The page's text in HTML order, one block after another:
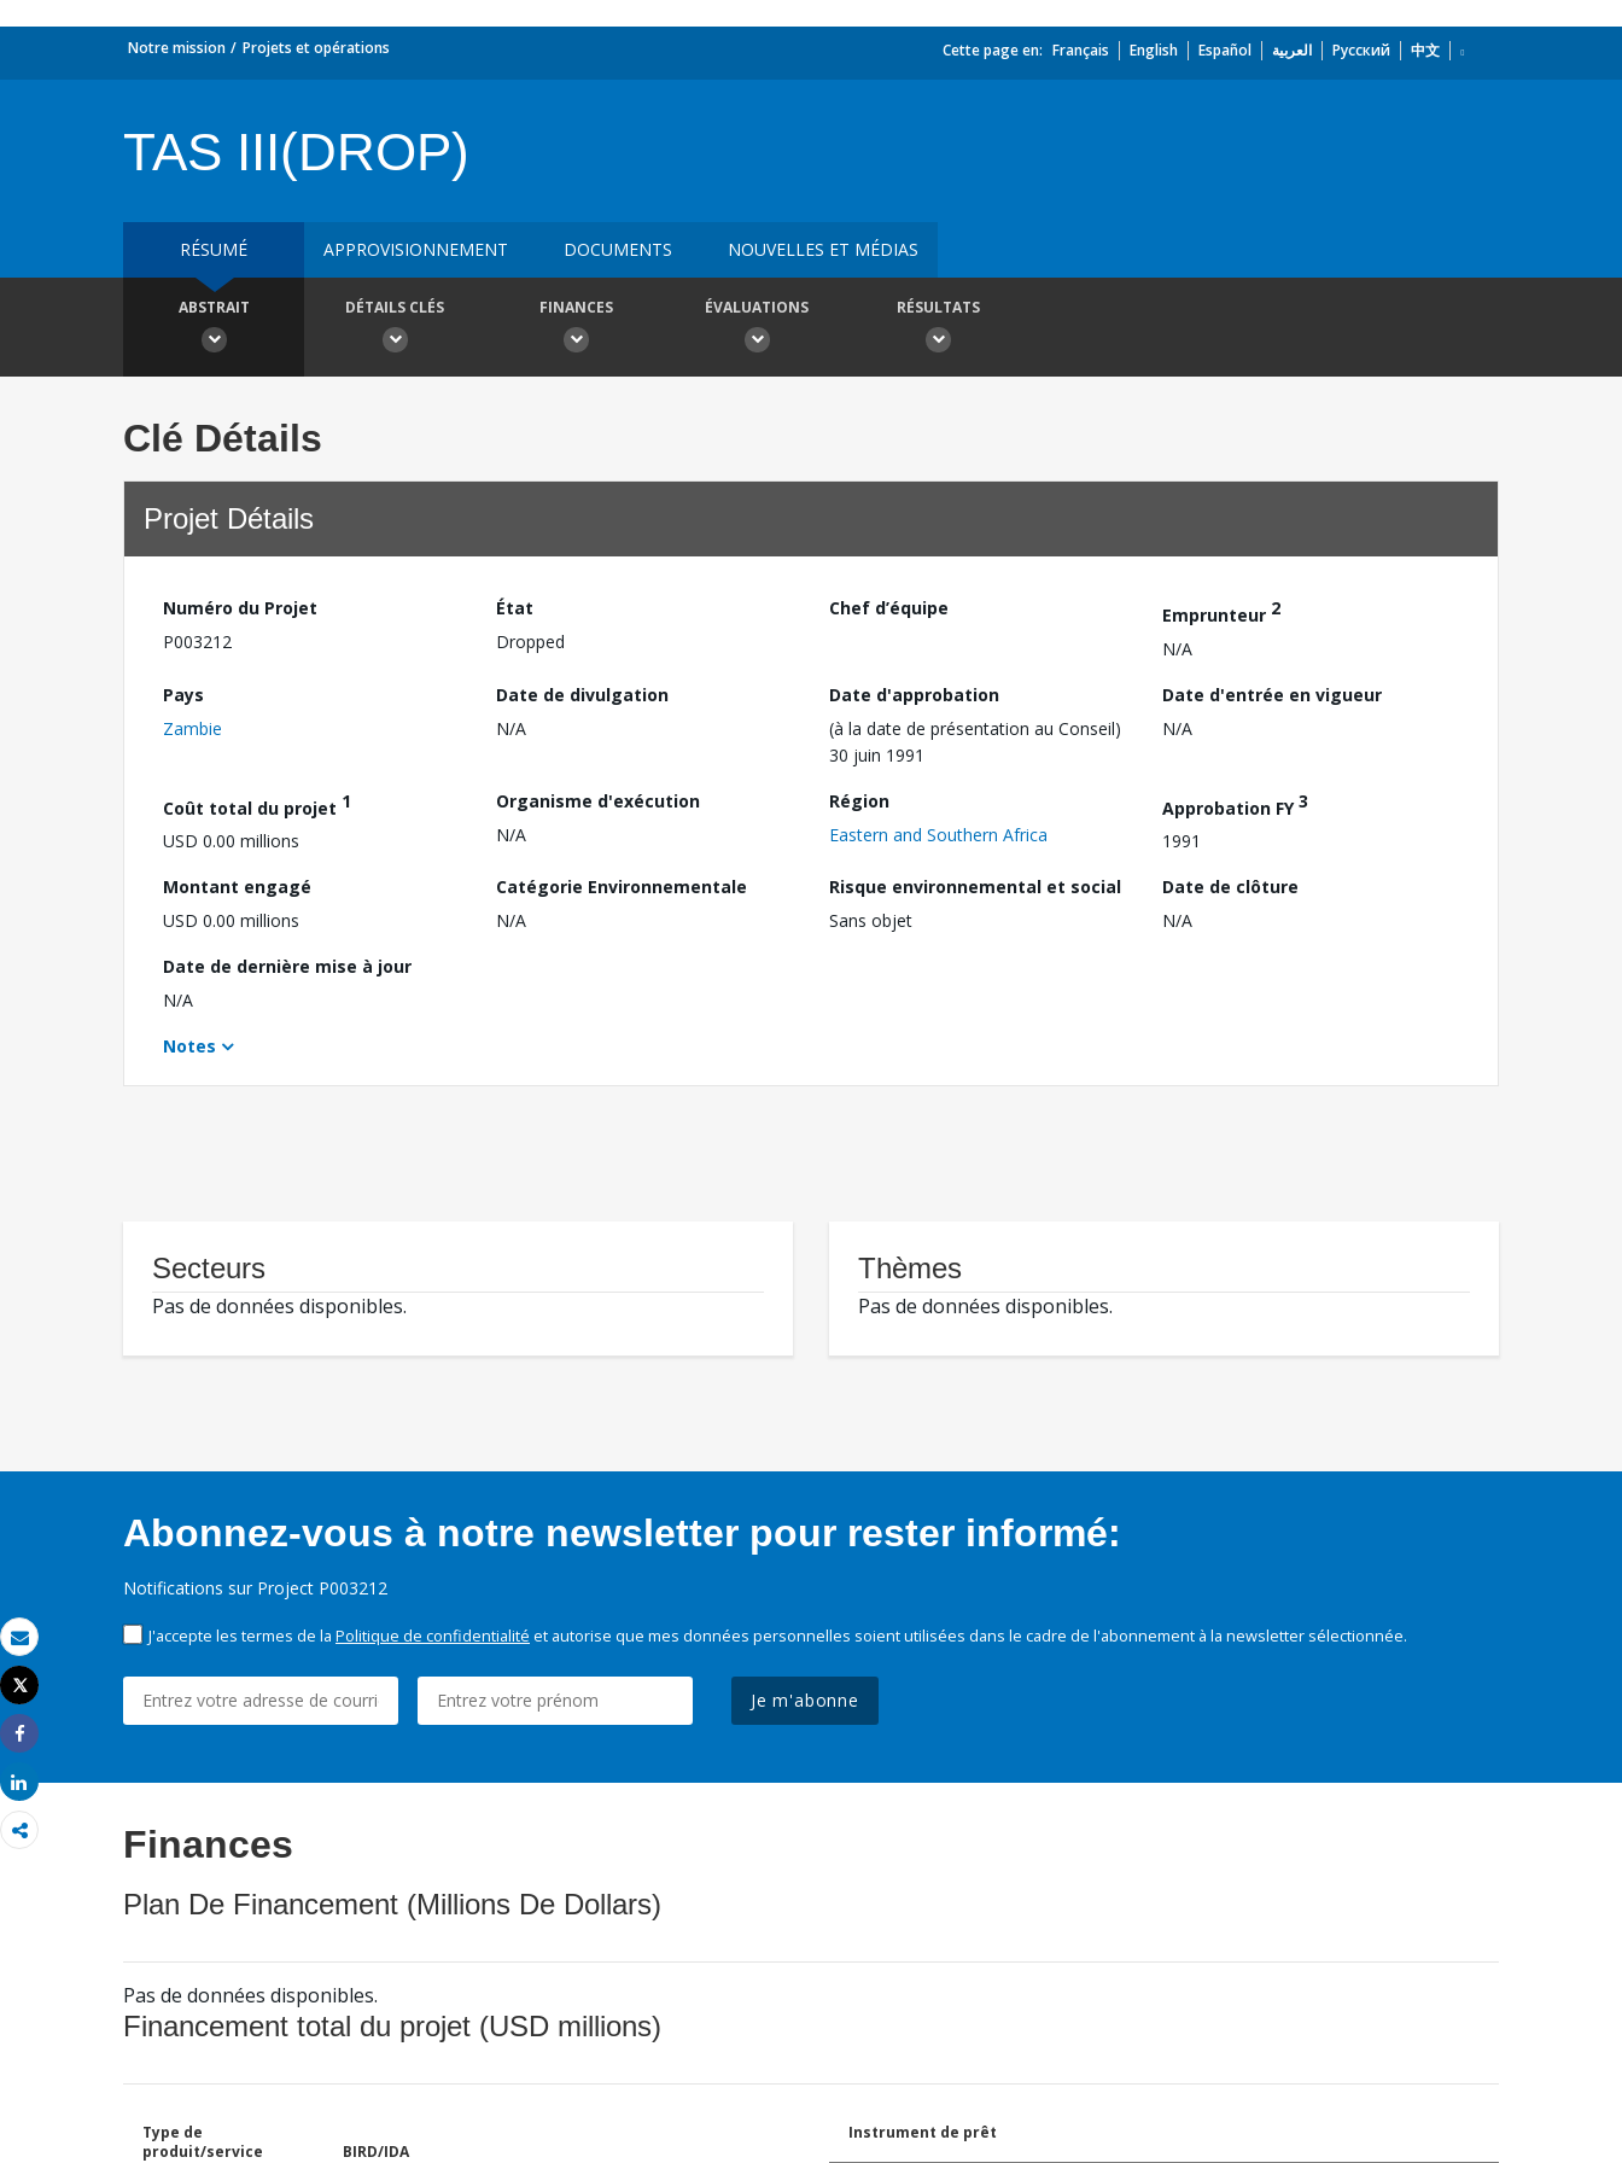
Email
Imprimer
Tweet
Share
Share
Notre mission Projets et opérations Cette page en: Français English Español العربية Русский 中文
TAS III(DROP)
RÉSUMÉ APPROVISIONNEMENT DOCUMENTS NOUVELLES ET MÉDIAS
ABSTRAIT DÉTAILS CLÉS FINANCES ÉVALUATIONS RÉSULTATS
Clé Détails
Projet Détails
Numéro du Projet
P003212
État
Dropped
Chef d’équipe Emprunteur 2
N/A
Pays
Zambie
Date de divulgation
N/A
Date d'approbation
(à la date de présentation au Conseil)
30 juin 1991
Date d'entrée en vigueur
N/A
Coût total du projet 1
USD 0.00 millions
Organisme d'exécution
N/A
Région
Eastern and Southern Africa
Approbation FY3
1991
Montant engagé
USD 0.00 millions
Catégorie Environnementale
N/A
Risque environnemental et social
Sans objet
Date de clôture
N/A
Date de dernière mise à jour
N/A
Notes
Secteurs
Pas de données disponibles.
Thèmes
Pas de données disponibles.
Abonnez-vous à notre newsletter pour rester informé:
Notifications sur Project P003212
J'accepte les termes de la Politique de confidentialité et autorise que mes données personnelles soient utilisées dans le cadre de l'abonnement à la newsletter sélectionnée.
Je m'abonne
Finances
Plan De Financement (Millions De Dollars)
Pas de données disponibles.
Financement total du projet (USD millions)
Type de
produit/service
BIRD/IDA
Instrument de prêt